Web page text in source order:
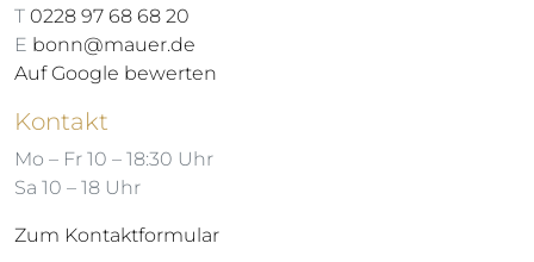
T 0228 97 68 68 20
E bonn@mauer.de
Auf Google bewerten
Kontakt
Mo – Fr 10 – 18:30 Uhr
Sa 10 – 18 Uhr
Zum Kontaktformular